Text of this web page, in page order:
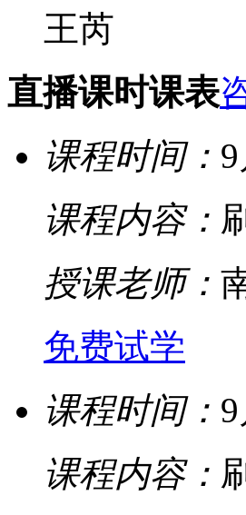
王芮
直播课时课表
课程时间：
课程内容：
授课老师：
免费试学
课程时间：
课程内容：